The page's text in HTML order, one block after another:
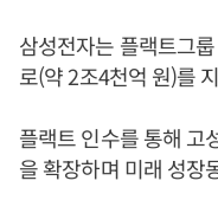
삼성전자는 플랙트그
로(약 2조4천억 원)를
플랙트 인수를 통해 고
을 확장하며 미래 성장